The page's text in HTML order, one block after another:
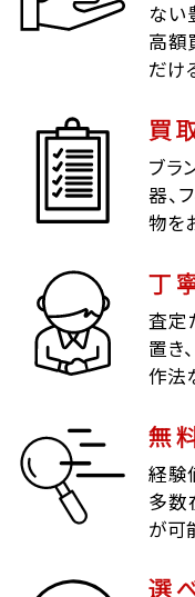
ない
高額
だけ
買
ブラ
器、
物を
丁
査定
置き
作法
無
経験
多数
が可
選